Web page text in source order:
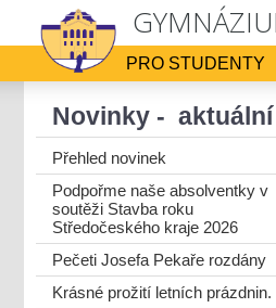
PRO STUDENTY
Novinky - aktuální
Přehled novinek
Podpořme naše absolventky v
soutěži Stavba roku
Středočeského kraje 2026
Pečeti Josefa Pekaře rozdány
Krásné prožití letních prázdnin.